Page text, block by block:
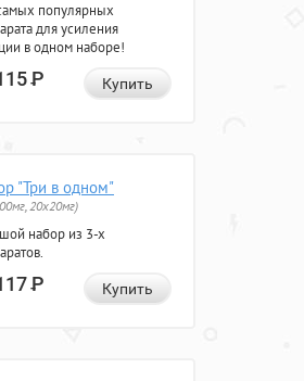
популярных
для усиления
в одном наборе!
Р Купить
"Три в одном"
20x20мг)
набор из 3-х
Р Купить